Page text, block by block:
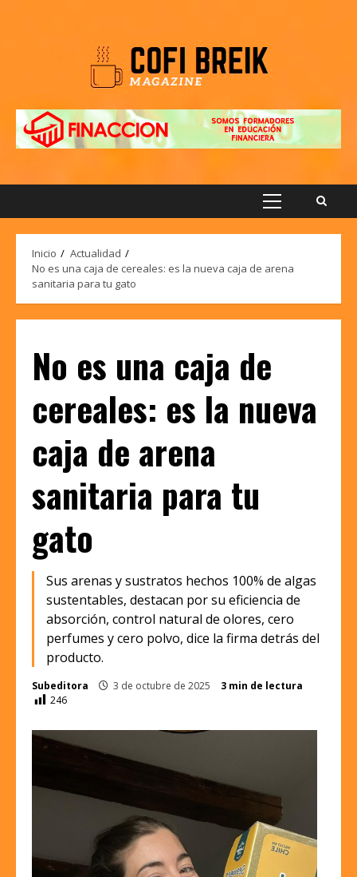
Menú
Inicio
Actualidad
No es una caja de cereales: es la nueva caja de arena
sanitaria para tu gato
No es una caja de
cereales: es la nueva
caja de arena
sanitaria para tu
gato
Sus arenas y sustratos hechos 100% de algas
sustentables, destacan por su eficiencia de
absorción, control natural de olores, cero
perfumes y cero polvo, dice la firma detrás del
producto.
Subeditora 3 de octubre de 2025
3 min de lectura
246